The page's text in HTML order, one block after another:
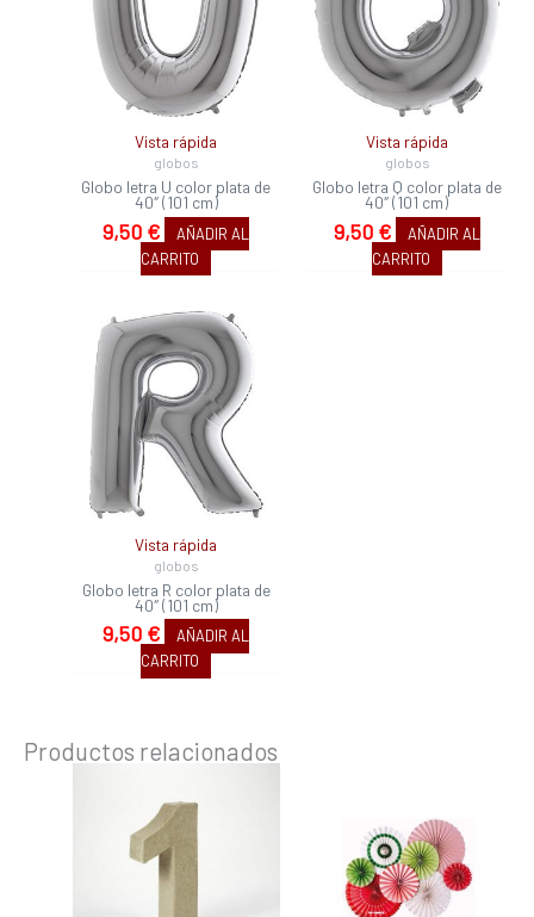
Vista rápida
globos
Globo letra U color plata de
40″ (101 cm)
9,50 €
AÑADIR AL
CARRITO
Vista rápida
globos
Globo letra Q color plata de
40″ (101 cm)
9,50 €
AÑADIR AL
CARRITO
Vista rápida
globos
Globo letra R color plata de
40″ (101 cm)
9,50 €
AÑADIR AL
CARRITO
Productos relacionados